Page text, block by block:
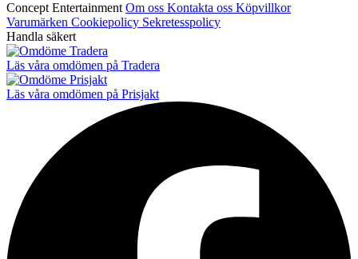
Concept Entertainment Om oss Kontakta oss Köpvillkor
Varumärken Cookiepolicy Sekretesspolicy
Handla säkert
Läs våra omdömen på Tradera
Läs våra omdömen på Prisjakt